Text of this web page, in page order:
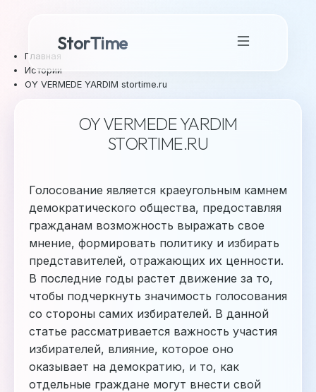
StorTime
Главная
Истории
OY VERMEDE YARDIM stortime.ru
OY VERMEDE YARDIM
STORTIME.RU
Голосование является краеугольным камнем
демократического общества, предоставляя
гражданам возможность выражать свое
мнение, формировать политику и избирать
представителей, отражающих их ценности.
В последние годы растет движение за то,
чтобы подчеркнуть значимость голосования
со стороны самих избирателей. В данной
статье рассматривается важность участия
избирателей, влияние, которое оно
оказывает на демократию, и то, как
отдельные граждане могут внести свой